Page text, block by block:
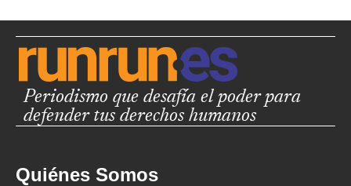
Periodismo que desafía el poder para
defender tus derechos humanos
Quiénes Somos